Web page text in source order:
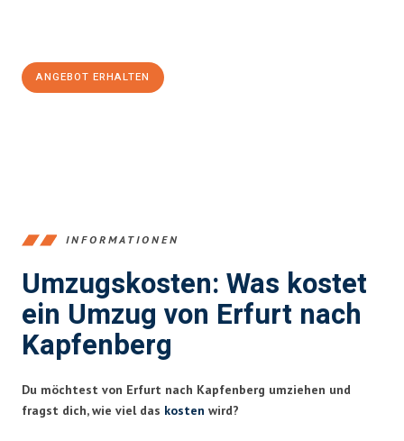
ANGEBOT ERHALTEN
INFORMATIONEN
Umzugskosten: Was kostet
ein Umzug von Erfurt nach
Kapfenberg
Du möchtest von Erfurt nach Kapfenberg umziehen und
fragst dich, wie viel das kosten wird?